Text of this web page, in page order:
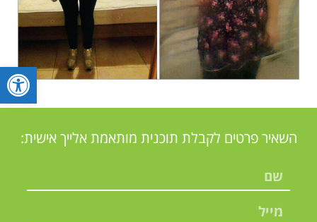
השאיר פרטים לקבלת תוכנית מותאמת אלייך אישית:
פתח